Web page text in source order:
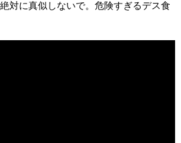
絶対に真似しないで。危険すぎるデス食